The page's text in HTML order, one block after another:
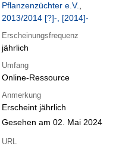
Pflanzenzüchter e.V.,
2013/2014 [?]-, [2014]-
Erscheinungsfrequenz
jährlich
Umfang
Online-Ressource
Anmerkung
Erscheint jährlich
Gesehen am 02. Mai 2024
URL